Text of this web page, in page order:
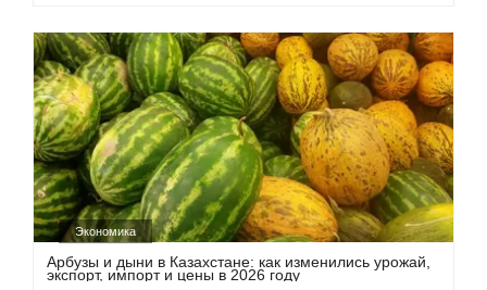
Экономика
Арбузы и дыни в Казахстане: как изменились урожай,
экспорт, импорт и цены в 2026 году